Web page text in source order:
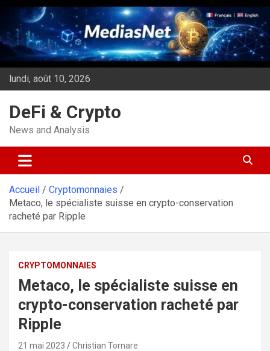
Aller
contenu
lundi, août 10, 2026
DeFi & Crypto
News and Analysis
Accueil
Cryptomonnaies
Metaco, le spécialiste suisse en crypto-conservation
racheté par Ripple
CRYPTOMONNAIES
Metaco, le spécialiste suisse en
crypto-conservation racheté par
Ripple
21 mai 2023 Christian Tornare